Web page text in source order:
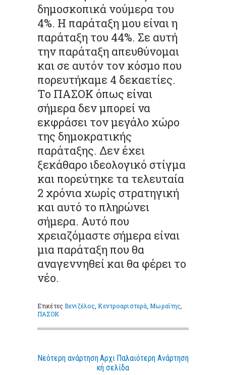
δημοσκοπικά νούμερα του
4%. Η παράταξη μου είναι η
παράταξη του 44%. Σε αυτή
την παράταξη απευθύνομαι
και σε αυτόν τον κόσμο που
πορευτήκαμε 4 δεκαετίες.
Το ΠΑΣΟΚ όπως είναι
σήμερα δεν μπορεί να
εκφράσει τον μεγάλο χώρο
της δημοκρατικής
παράταξης. Δεν έχει
ξεκάθαρο ιδεολογικό στίγμα
και πορεύτηκε τα τελευταία
2 χρόνια χωρίς στρατηγική
και αυτό το πληρώνει
σήμερα. Αυτό που
χρειαζόμαστε σήμερα είναι
μια παράταξη που θα
αναγεννηθεί και θα φέρει το
νέο.
ΕτικέτεςΒενιζέλος ,Κεντροαριστερά ,Μωραϊτης
ΠΑΣΟΚ
Νεότερη ανάρτηση Παλαιότερη Ανάρτηση
Αρχι
κή σελίδα